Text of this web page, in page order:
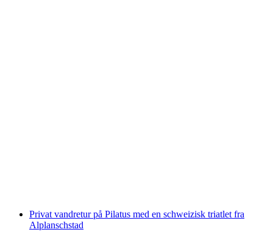
Privat vandretur på Pilatus med en schweizisk triatlet fra
Alplanschstad